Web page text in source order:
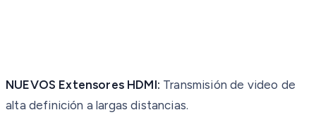
NUEVOS Extensores HDMI: Transmisión de video de
alta definición a largas distancias.